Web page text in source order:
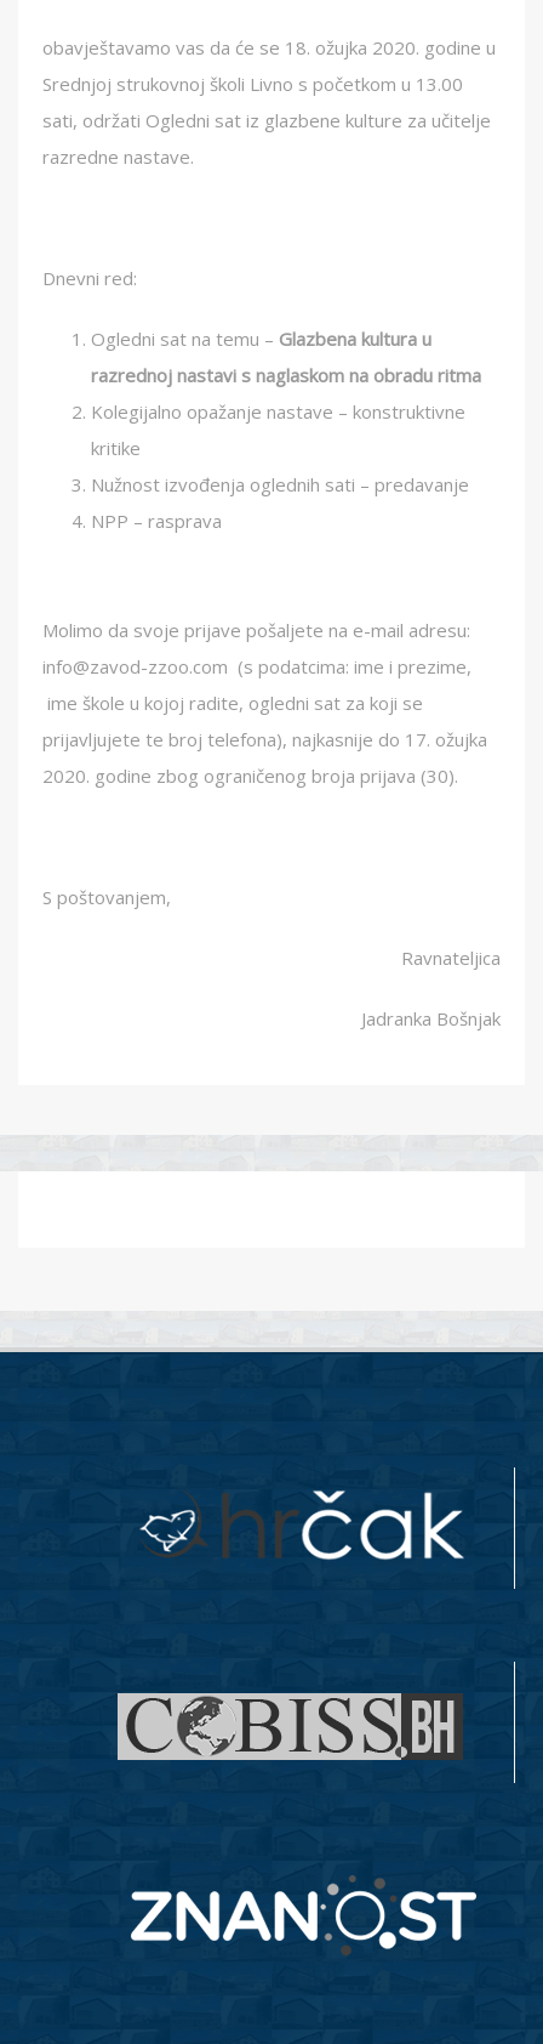
obavještavamo vas da će se 18. ožujka 2020. godine u
Srednjoj strukovnoj školi Livno s početkom u 13.00
sati, održati Ogledni sat iz glazbene kulture za učitelje
razredne nastave.
Dnevni red:
Ogledni sat na temu – Glazbena kultura u
razrednoj nastavi s naglaskom na obradu ritma
Kolegijalno opažanje nastave – konstruktivne
kritike
Nužnost izvođenja oglednih sati – predavanje
NPP – rasprava
Molimo da svoje prijave pošaljete na e-mail adresu:
info@zavod-zzoo.com (s podatcima: ime i prezime,
ime škole u kojoj radite, ogledni sat za koji se
prijavljujete te broj telefona), najkasnije do 17. ožujka
2020. godine zbog ograničenog broja prijava (30).
S poštovanjem,
Ravnateljica
Jadranka Bošnjak